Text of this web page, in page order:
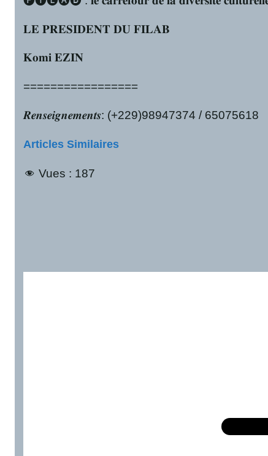
𝐋𝐄 𝐏𝐑𝐄𝐒𝐈𝐃𝐄𝐍𝐓 𝐃𝐔 𝐅𝐈𝐋𝐀𝐁
𝐊𝐨𝐦𝐢 𝐄𝐙𝐈𝐍
=================
𝑹𝒆𝒏𝒔𝒆𝒊𝒈𝒏𝒆𝒎𝒆𝒏𝒕𝒔: (+229)98947374 / 65075618
Articles Similaires
Vues : 187